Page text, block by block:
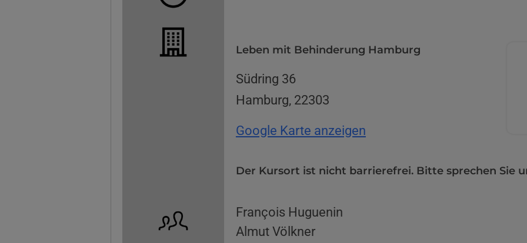
Leben mit Behinderung Hamburg
Südring 36
Hamburg, 22303
Google Karte anzeigen
Der Kursort ist nicht barrierefrei. Bitte sprechen Sie
François Huguenin
Almut Völkner